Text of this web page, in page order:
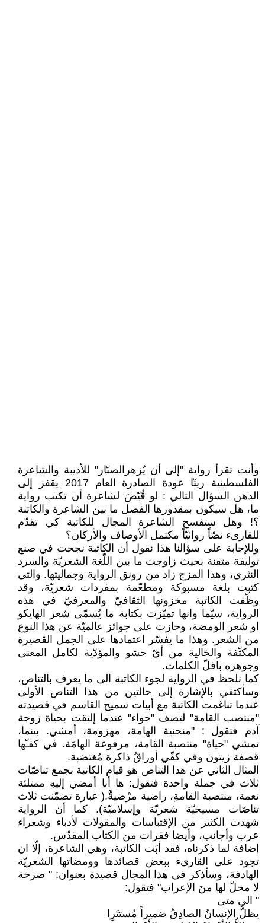
وأنت تقرأ رواية "إلى أن يُزهرالصبّار" للأديبة والشاعرة
الفلسطينية ريتّا عودة الصادرة العام 2017 يقفز إلى
الذهن السؤال التالي : لو قُيّضَ لشاعرة أن تكتب رواية
ما، هل سيكون بمقدورها الفصل ما بين الشاعرة والكاتبة
؟! وهل ستفسح الشاعرة المجال للكاتبة كي تقدّم
للقارىء نصّاً روائيّاً مكتمل الأوصاف والأركان؟
وللإجابة على سؤالنا هذا نقول أن الكاتبة نجحت في صنع
توليفة متقنة بحيث زاوجت ما بين اللّغة الشعريّة والسرد
النثري، وهذا المزج زاد من رونق الرواية وجماليتها. والتي
كتبت بلغة مسبوكة ومطعّمة بمفردات شعريّة، وقد
وظّفت الكاتبة مخزونها الثقافيّ والمعرفيّ في هذه
الرواية، سيّما وانها تميّزت بكتابة ما يُسمّى شعر الهايكو
او شعر الومضة، وحازت على جوائز عالميّة عن هذا النوع
من الشعر. وهذا ما يفسّر اعتمادها على الجمل القصيرة
المكثّفة والخالية من أيّ حشو والمؤدّية لكامل المعنى
وجوهره باقلّ الكلمات.
كما نلحظ في الرواية لجوء الكاتبة الى ما يعرف بالتناص،
وسأكتفي بالإشارة إلى حالتين من هذا التناص الأولى
عندما تناغمت الكاتبة مع أبيات سميح القاسم في قصيدته
"منتصب القامة" لتصف "حواء" عندما إلتقت بحياة زوجة
آدم فتقول : "منحنية الهامة، مهزومة، أمشي. بينما،
تمشي "حياة" منتصبة القامة، مرفوعة الهامَة. في كفـّها
قصفة زيتون وفي كفّي أوراقُ ذاكرة مُغتصَبة.
المثال الثاني عن هذا التناص هو قيام الكاتبة بجمع تناصّات
ثلاث في جملة واحدة فتقول: ها أنا أمضي إليهِ ممتلئة
نعمة، منتصبة القامةِ، راضية مرْضيةَّ.( عبارة تضمّنت ثلاث
تناصّات مسيحيّة شعريّة وإسلاميّة). كما أن الرواية
شهدت الكثير من الإقتباسات والمقولات لأدباء وشعراء
عرب وأجانب، وأيضا فقرات من الكتاب المقدّس.
إضافة لما ذكرناه، فقد أبَت الكاتبة، وهي الشاعرة، إلّا ان
تجود على القارىء ببعض قصائدها وومضاتها الشعريّة
الهادفة، وسأذكر في هذا المجال قصيدة بعنوان: " صرخة
لا محلّ لها منَ الإعراب" فتقول:
" الى متى
يظلُّ الإنسانُ الصادِقُ ضميراً مُستتَرِا